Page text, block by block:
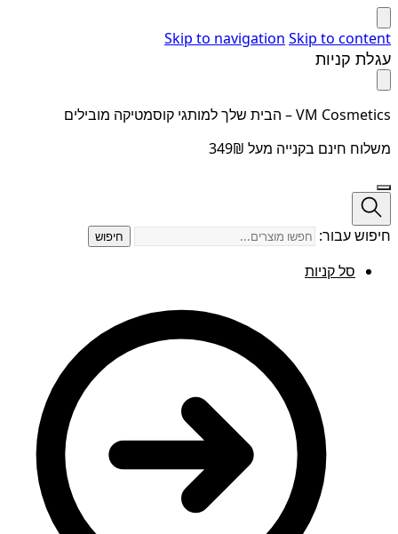
Skip to navigation Skip to content
עגלת קניות
VM Cosmetics – הבית שלך למותגי קוסמטיקה מובילים
משלוח חינם בקנייה מעל 349₪
חיפוש עבור: חיפוש
סל קניות